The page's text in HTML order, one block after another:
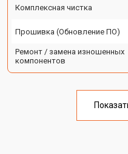
Комплексная чистка
Прошивка (Обновление ПО)
Ремонт / замена изношенных
компонентов